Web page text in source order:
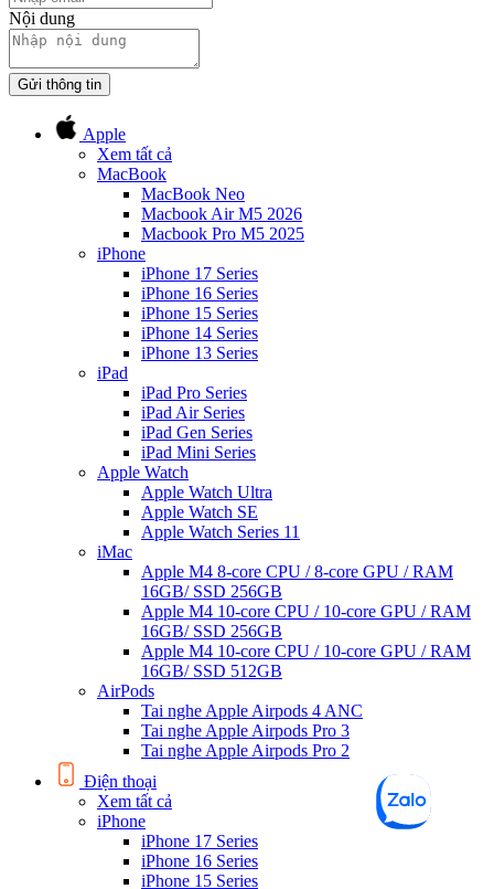
Nội dung
Gửi thông tin
Apple
Xem tất cả
MacBook
MacBook Neo
Macbook Air M5 2026
Macbook Pro M5 2025
iPhone
iPhone 17 Series
iPhone 16 Series
iPhone 15 Series
iPhone 14 Series
iPhone 13 Series
iPad
iPad Pro Series
iPad Air Series
iPad Gen Series
iPad Mini Series
Apple Watch
Apple Watch Ultra
Apple Watch SE
Apple Watch Series 11
iMac
Apple M4 8-core CPU / 8-core GPU / RAM
16GB/ SSD 256GB
Apple M4 10-core CPU / 10-core GPU / RAM
16GB/ SSD 256GB
Apple M4 10-core CPU / 10-core GPU / RAM
16GB/ SSD 512GB
AirPods
Tai nghe Apple Airpods 4 ANC
Tai nghe Apple Airpods Pro 3
Tai nghe Apple Airpods Pro 2
Điện thoại
Xem tất cả
iPhone
iPhone 17 Series
iPhone 16 Series
iPhone 15 Series